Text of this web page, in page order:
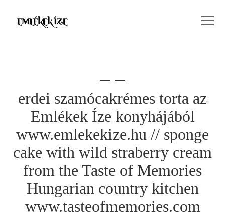
erdei szamócakrémes torta az
Emlékek Íze konyhájából
www.emlekekize.hu // sponge
cake with wild straberry cream
from the Taste of Memories
Hungarian country kitchen
www.tasteofmemories.com